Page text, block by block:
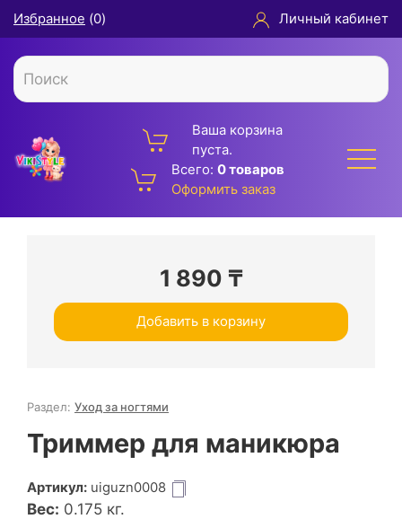
Избранное (0) Личный кабинет
Ваша корзина
пуста.
Всего: 0 товаров
Оформить заказ
1 890 ₸
Добавить в корзину
Раздел: Уход за ногтями
Триммер для маникюра
Артикул: uiguzn0008
Вес: 0.175 кг.